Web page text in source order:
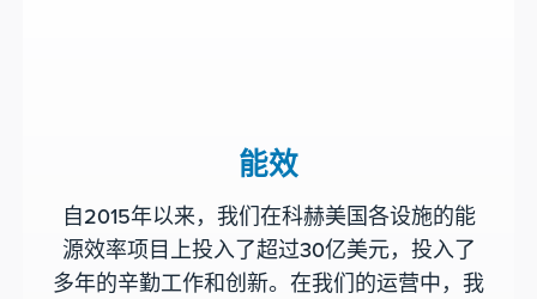
能效
自2015年以来，我们在科赫美国各设施的能
源效率项目上投入了超过30亿美元，投入了
多年的辛勤工作和创新。在我们的运营中，我